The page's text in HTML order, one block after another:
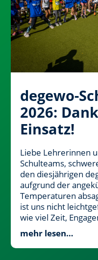
degewo-
2026:
Einsatz!
Liebe Lehrerinnen
Schulteams,
den diesjährigen
aufgrund der
Temperaturen
ist uns nicht
wie viel Zeit,
mehr lesen…